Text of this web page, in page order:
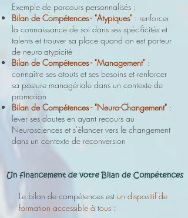
Exemple de parcours personnalisés :
Bilan de Compétences - "Atypiques" : renforcer
la connaissance de soi dans ses spécificités et
talents et trouver sa place quand on est porteur
de neuro-atypicité
Bilan de Compétences - "Management" :
connaître ses atouts et ses besoins et renforcer
sa posture managériale dans un contexte de
promotion
Bilan de Compétences - "Neuro-Changement" :
lever ses doutes en ayant recours au
Neurosciences et s'élancer vers le changement
dans un contexte de reconversion
Le bilan de compétences est un dispositif de
formation accessible à tous :